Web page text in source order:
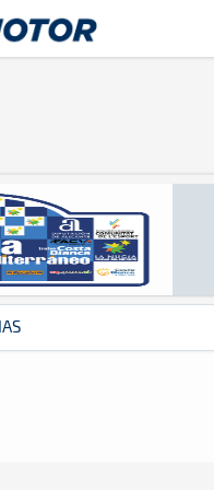
desde 1999